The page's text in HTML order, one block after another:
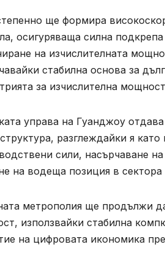
ще формира
осигуряваща силна
на изчислителната
стабилна основа за
за изчислителна
управа на Гуанджоу
разглеждайки я
сили, насърчаване
на водеща позиция в
метрополия ще продължи да
използвайки стабилна
на цифровата икономика